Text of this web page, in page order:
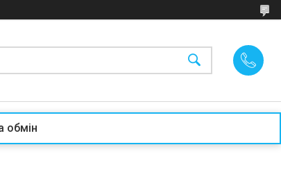
обмін